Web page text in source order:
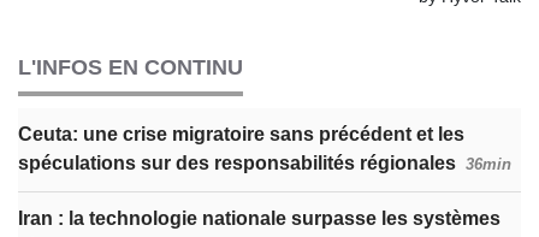
L'INFOS EN CONTINU
Ceuta: une crise migratoire sans précédent et les
spéculations sur des responsabilités régionales 36min
Iran : la technologie nationale surpasse les systèmes